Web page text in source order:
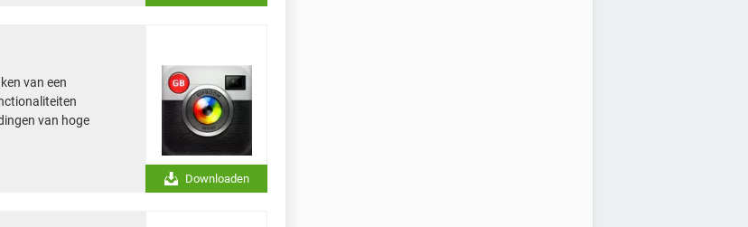
van een
van hoge
Downloaden